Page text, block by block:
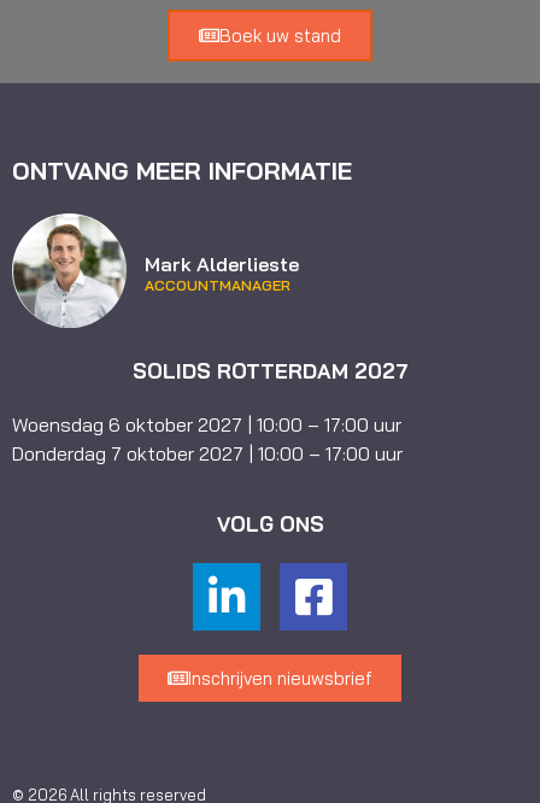
Boek uw stand
ONTVANG MEER INFORMATIE
Mark Alderlieste
ACCOUNTMANAGER
SOLIDS ROTTERDAM 2027
Woensdag 6 oktober 2027 | 10:00 – 17:00 uur
Donderdag 7 oktober 2027 | 10:00 – 17:00 uur
VOLG ONS
Inschrijven nieuwsbrief
© 2026 All rights reserved